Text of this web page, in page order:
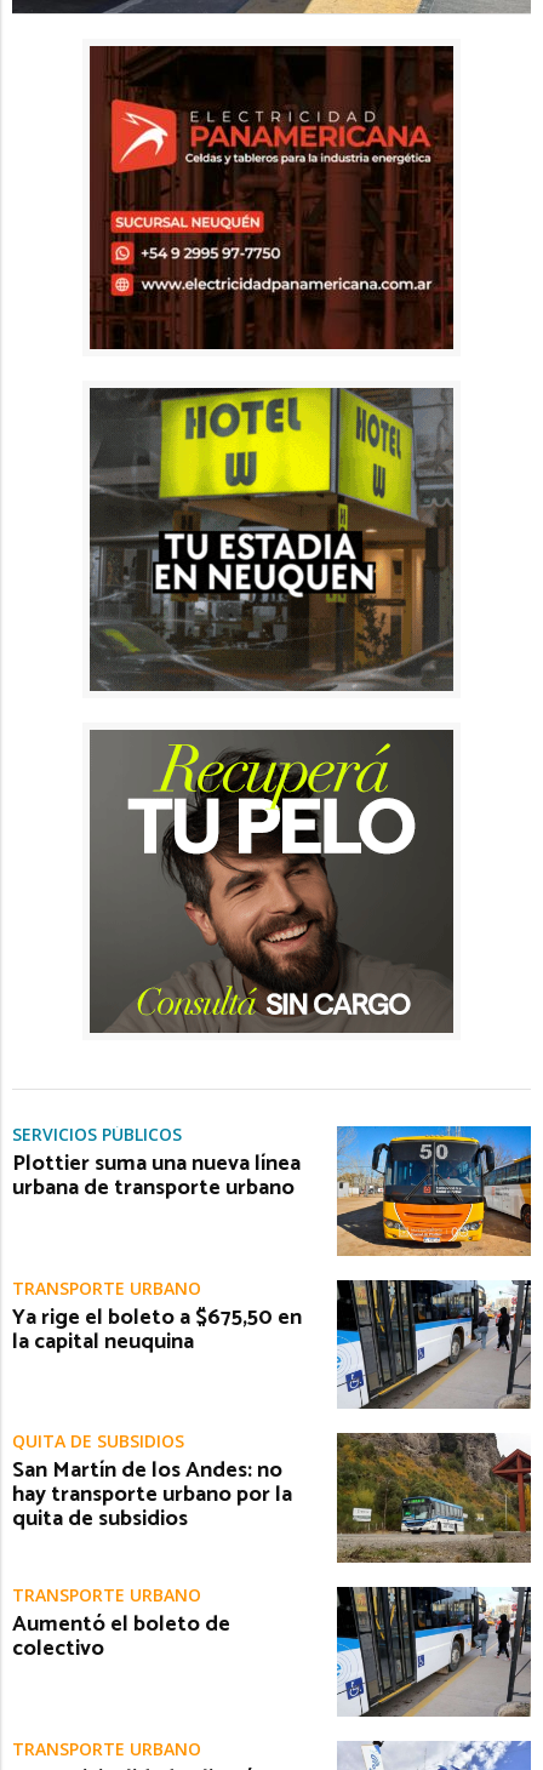
SERVICIOS PÚBLICOS
Plottier suma una nueva línea
urbana de transporte urbano
TRANSPORTE URBANO
Ya rige el boleto a $675,50 en
la capital neuquina
QUITA DE SUBSIDIOS
San Martín de los Andes: no
hay transporte urbano por la
quita de subsidios
TRANSPORTE URBANO
Aumentó el boleto de
colectivo
TRANSPORTE URBANO